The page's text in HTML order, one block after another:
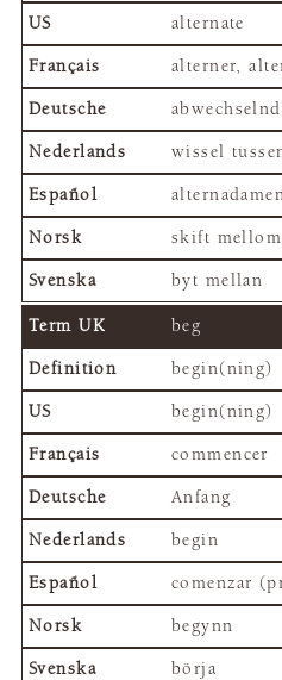
alternate
alterner,
wissel
skift mellom
byt mellan
beg
begin(ning)
begin(ning)
commencer
Anfang
begin
comenzar
begynn
börja